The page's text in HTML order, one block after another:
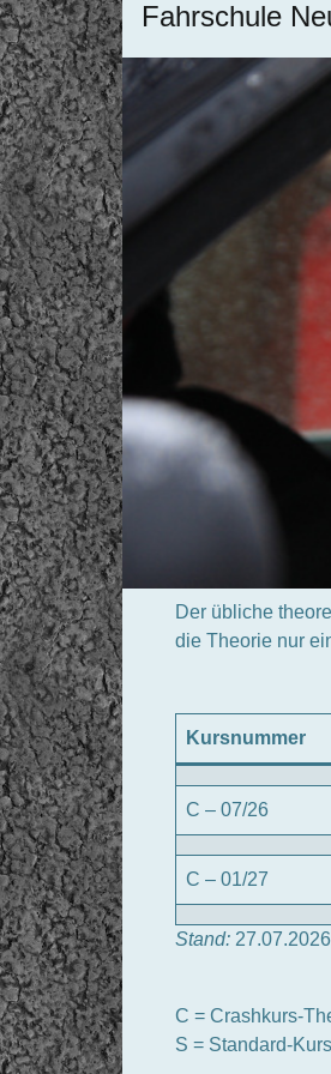
Fahrschule
Der übliche
die Theorie nur
Kursnummer
C – 07/26
C – 01/27
Stand: 27.07.2026
C = Crashkurs-
S = Standard-